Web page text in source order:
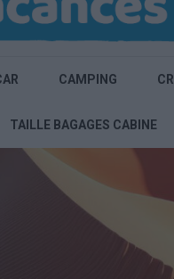
CAMPING
TAILLE BAGAGES CABINE